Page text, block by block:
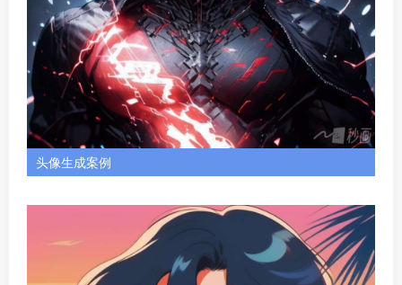
头像生成案例
注册方式
秒画支持微信扫码注册、手机验证码注册。
价格说明
免费试用，用户每天可免费生成 10
次，还可以邀请新用户注册赚 3 天无限使用卡，暂无充值